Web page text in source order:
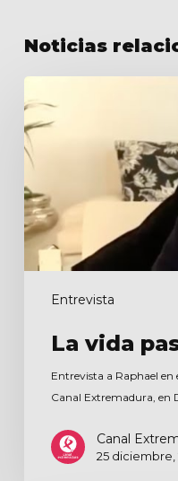
Noticias
Entrevista
vida
pasa
La vida
Entrevista a Raphael
Canal Extremadura, en
Canal
25 diciembre,